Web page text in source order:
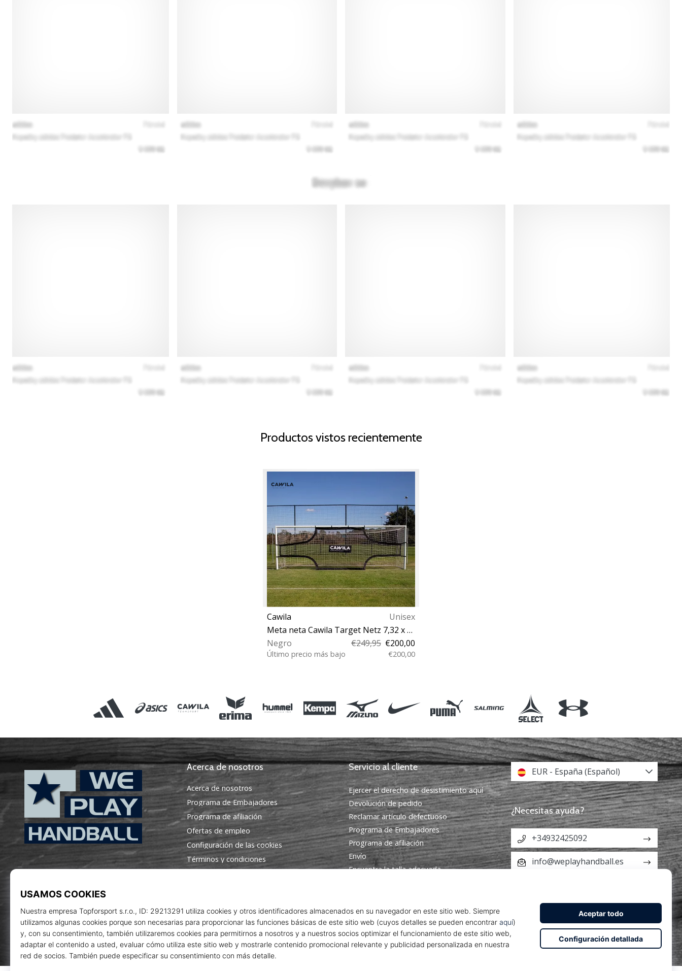
Productos vistos recientemente
Cawila
Unisex
Meta neta Cawila Target Netz 7,32 x 2,44 m
Negro
€249,95 €200,00
Último precio más bajo €200,00
WePlayHandball.es
Acerca de nosotros
Acerca de nosotros
Programa de Embajadores
Programa de afiliación
Ofertas de empleo
Configuración de las cookies
Términos y condiciones
Servicio al cliente
Ejercer el derecho de desistimiento aquí
Devolución de pedido
Reclamar artículo defectuoso
Programa de Embajadores
Programa de afiliación
Envío
Encuentra la talla adecuada
Política de privacidad
EUR - España (Español)
¿Necesitas ayuda?
+34932425092
info@weplayhandball.es